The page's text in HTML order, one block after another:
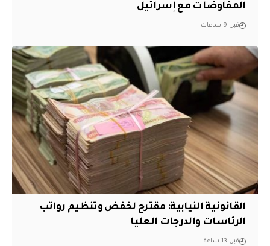
المفاوضات مع إسرائيل
قبل 9 ساعات
القانونية النيابية: مقترح لخفض وتنظيم رواتب
الرئاسات والدرجات العليا
قبل 13 ساعة